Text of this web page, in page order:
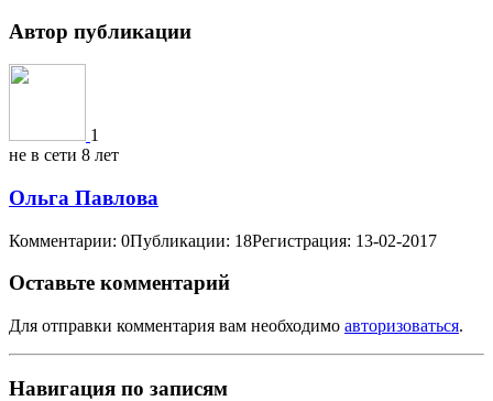
Автор публикации
1
не в сети 8 лет
Ольга Павлова
Комментарии: 0Публикации: 18Регистрация: 13-02-2017
Оставьте комментарий
Для отправки комментария вам необходимо авторизоваться.
Навигация по записям